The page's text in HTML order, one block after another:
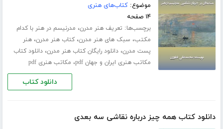
موضوع:کتاب‌های هنری
۱۴ صفحه
برچسب‌ها: تعریف هنر مدرن، مدرنیسم در هنر با کدام
مکتب، سبک های هنر مدرن،کتاب هنر مدرن،هنر
پست مدرن،دانلود رایگان کتاب هنر مدرن،دانلود کتاب
مکاتب هنری ایران و جهان pdf
، مکاتب هنری pdf
دانلود کتاب
دانلود کتاب همه چیز درباره نقاشی سه بعدی